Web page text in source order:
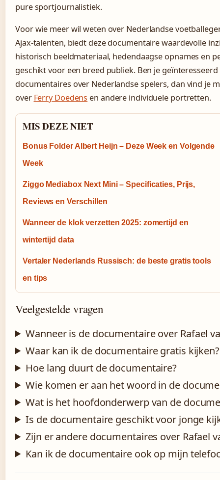
pure sportjournalistiek.
Voor wie meer wil weten over Nederlandse
Ajax-talenten, biedt deze documentaire waardevolle
historisch beeldmateriaal, hedendaagse opnames en
geschikt voor een breed publiek. Ben je
documentaires over Nederlandse spelers, dan vind je
over Ferry Doedens en andere individuele portretten.
MIS DEZE NIET
Bonus Folder Albert Heijn – Deze Week en Volgende
Week
Ziggo Mediabox Next Mini – Specificaties, Prijs,
Reviews en Verschillen
Wanneer de klok verzetten 2025: zomertijd en
wintertijd data
Vertaler Nederlands Russisch: de beste gratis tools
en tips
Veelgestelde vragen
Wanneer is de documentaire over Rafael
Waar kan ik de documentaire gratis kijken?
Hoe lang duurt de documentaire?
Wie komen er aan het woord in de
Wat is het hoofdonderwerp van de
Is de documentaire geschikt voor jonge
Zijn er andere documentaires over Rafael
Kan ik de documentaire ook op mijn